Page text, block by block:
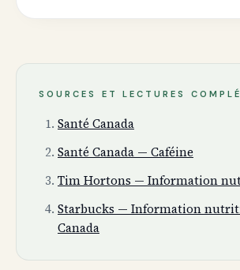
SOURCES ET LECTURES
Santé Canada
Santé Canada — Caféine
Tim Hortons — Information
Starbucks — Information
Canada